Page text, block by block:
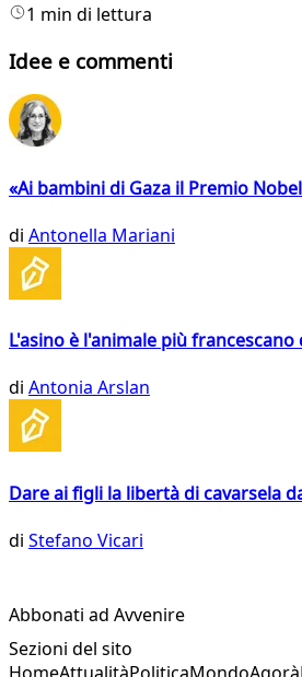
1 min di lettura
Idee e commenti
«Ai bambini di Gaza il Premio
di Antonella Mariani
L'asino è l'animale più
di Antonia Arslan
Dare ai figli la libertà di cavarsela
di Stefano Vicari
Abbonati ad Avvenire
Sezioni del sito